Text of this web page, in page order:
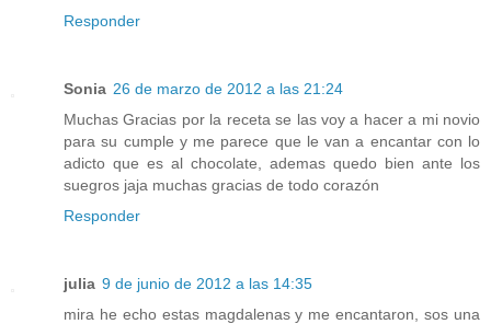
Responder
Sonia 26 de marzo de 2012 a las 21:24
Muchas Gracias por la receta se las voy a hacer a mi novio
para su cumple y me parece que le van a encantar con lo
adicto que es al chocolate, ademas quedo bien ante los
suegros jaja muchas gracias de todo corazón
Responder
julia 9 de junio de 2012 a las 14:35
mira he echo estas magdalenas y me encantaron, sos una